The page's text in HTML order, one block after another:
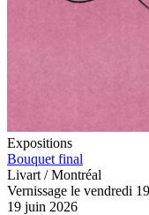
Expositions
Bouquet final
Livart / Montréal
Vernissage le vendredi
19 juin 2026